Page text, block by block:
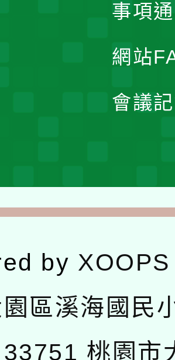
事項
網站
會議
by XOOPS
區溪海國民
33751 桃園市